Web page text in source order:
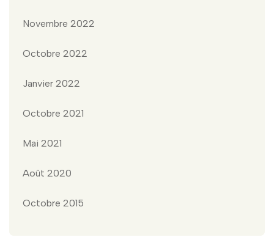
Novembre 2022
Octobre 2022
Janvier 2022
Octobre 2021
Mai 2021
Août 2020
Octobre 2015